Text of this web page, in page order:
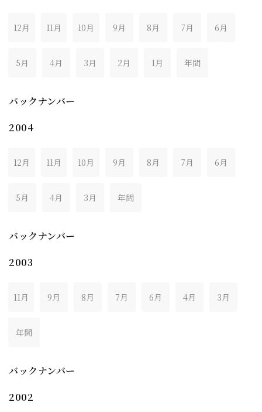
12月 11月 10月 9月 8月 7月 6月
5月 4月 3月 2月 1月 年間
バックナンバー
2004
12月 11月 10月 9月 8月 7月 6月
5月 4月 3月 年間
バックナンバー
2003
11月 9月 8月 7月 6月 4月 3月
年間
バックナンバー
2002